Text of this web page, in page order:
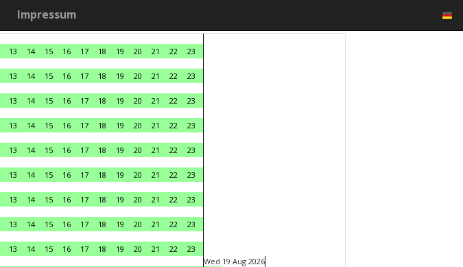
Impressum
13 14 15 16 17 18 19 20 21 22
23
13 14 15 16 17 18 19 20 21 22
23
13 14 15 16 17 18 19 20 21 22
23
13 14 15 16 17 18 19 20 21 22
23
13 14 15 16 17 18 19 20 21 22
23
13 14 15 16 17 18 19 20 21 22
23
13 14 15 16 17 18 19 20 21 22
23
13 14 15 16 17 18 19 20 21 22
23
13 14 15 16 17 18 19 20 21 22
23
Wed 19 Aug 2026